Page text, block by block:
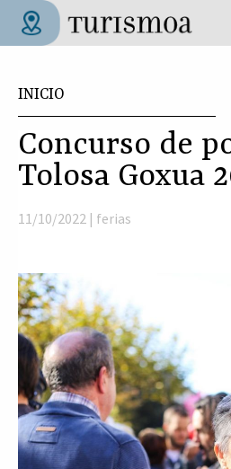
Pasar al contenido principal
INICIO
Concurso de
Tolosa Goxua
11/10/2022 | ferias